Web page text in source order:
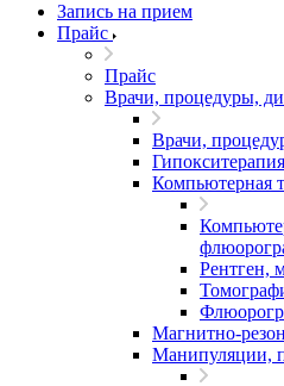
Запись на прием
Прайс
Прайс
Врачи, процедуры,
Врачи,
Гипокситерапия
Компьютерная
Рентген,
Магнитно-
Манипуляции,